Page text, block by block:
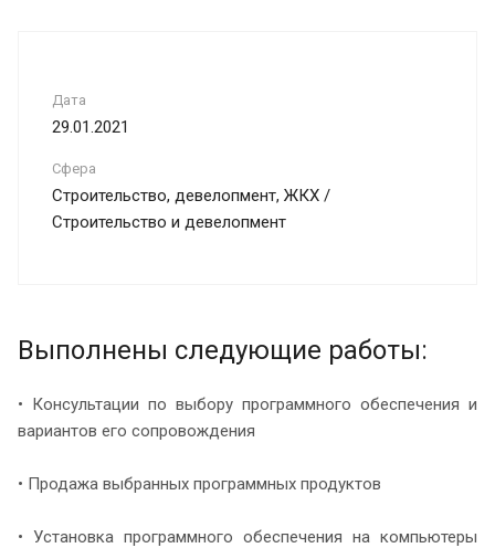
Дата
29.01.2021
Сфера
Строительство, девелопмент, ЖКХ /
Строительство и девелопмент
Выполнены следующие работы:
• Консультации по выбору программного обеспечения и
вариантов его сопровождения
• Продажа выбранных программных продуктов
• Установка программного обеспечения на компьютеры